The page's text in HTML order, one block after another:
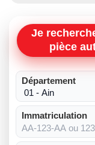
Je
pièce
Département
Immatriculation